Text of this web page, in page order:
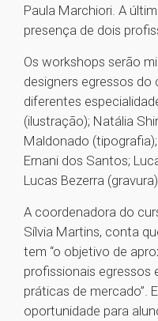
Paula Marchiori. A
presença de dois
Os workshops serão
designers egressos do
diferentes
(ilustração); Natália
Maldonado
Ernani dos Santos;
Lucas Bezerra
A coordenadora do
Sílvia Martins, conta
tem “o objetivo de
profissionais egressos
práticas de mercado”.
oportunidade para